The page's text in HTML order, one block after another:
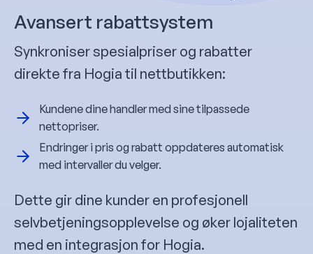
Avansert rabattsystem
Synkroniser spesialpriser og rabatter
direkte fra Hogia til nettbutikken:
Kundene dine handler med sine tilpassede
nettopriser.
Endringer i pris og rabatt oppdateres automatisk
med intervaller du velger.
Dette gir dine kunder en profesjonell
selvbetjeningsopplevelse og øker lojaliteten
med en integrasjon for Hogia.